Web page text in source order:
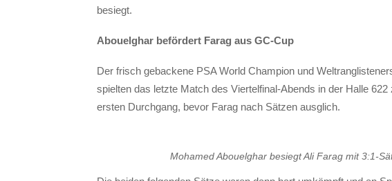
besiegt.
Abouelghar befördert Farag aus GC-Cup
Der frisch gebackene PSA World Champion und
spielten das letzte Match des Viertelfinal-Abends in der Halle
ersten Durchgang, bevor Farag nach Sätzen ausglich.
Mohamed Abouelghar besiegt Ali Farag mit 3:1-